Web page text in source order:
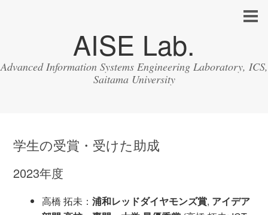
AISE Lab.
Advanced Information Systems Engineering Laboratory, ICS,
Saitama University
学生の受賞・受けた助成
2023年度
高橋 拓未：浦和レッドダイヤモンズ賞, アイデア